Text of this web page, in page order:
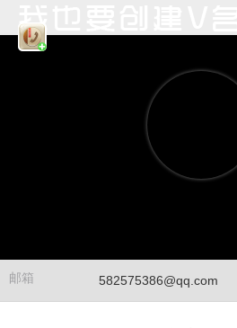
邮箱 582575386@qq.com